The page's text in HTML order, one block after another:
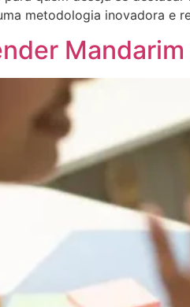
metodologia inovadora e